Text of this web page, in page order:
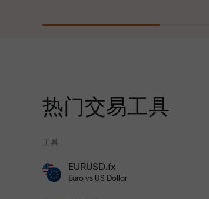
风险保险计划补偿您的亏损，
内利润增长3倍。放心交易—您
每笔存款
交易速度
与赛道速度
热门交易工具
工具
EURUSD.fx
Euro vs US Dollar